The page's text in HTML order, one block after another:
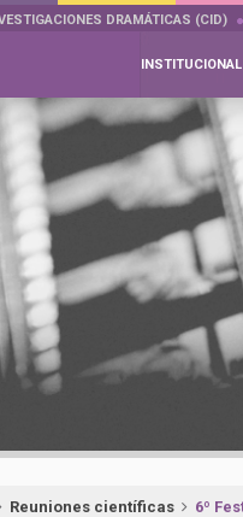
DRAMÁTICAS (CID)
INSTITUCIONAL
Reuniones científicas 6º